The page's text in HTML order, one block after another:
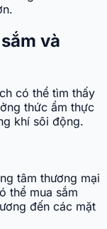
và
có thể tìm thấy
thức ẩm thực
khí sôi động.
tâm thương mại
thể mua sắm
đến các mặt